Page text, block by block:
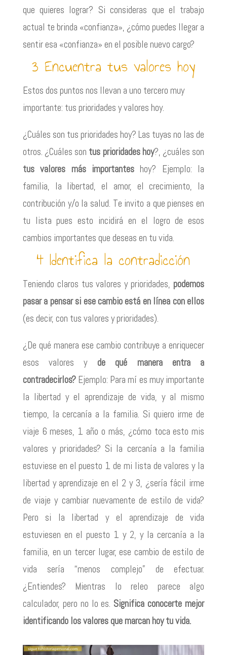
que quieres lograr? Si consideras que el trabajo
actual te brinda «confianza», ¿cómo puedes llegar a
sentir esa «confianza» en el posible nuevo cargo?
3 Encuentra tus valores hoy
Estos dos puntos nos llevan a uno tercero muy
importante: tus prioridades y valores hoy.
¿Cuáles son tus prioridades hoy? Las tuyas no las de
otros. ¿Cuáles son tus prioridadeshoy?, ¿cuáles son
tus valores más importantes hoy? Ejemplo: la
familia, la libertad, el amor, el crecimiento, la
contribución y/o la salud. Te invito a que pienses en
tu lista pues esto incidirá en el logro de esos
cambios importantes que deseas en tu vida.
4 Identifica la contradicción
Teniendo claros tus valores y prioridades,podemos
pasar a pensar si ese cambio está en línea con ellos
(es decir, con tus valores y prioridades).
¿De qué manera ese cambio contribuye a enriquecer
esos valores y de qué manera entra a
contradecirlos?Ejemplo: Para mí es muy importante
la libertad y el aprendizaje de vida, y al mismo
tiempo, la cercanía a la familia. Si quiero irme de
viaje 6 meses, 1 año o más, ¿cómo toca esto mis
valores y prioridades? Si la cercanía a la familia
estuviese en el puesto 1 de mi lista de valores y la
libertad y aprendizaje en el 2 y 3, ¿sería fácil irme
de viaje y cambiar nuevamente de estilo de vida?
Pero si la libertad y el aprendizaje de vida
estuviesen en el puesto 1 y 2, y la cercanía a la
familia, en un tercer lugar, ese cambio de estilo de
vida sería “menos complejo” de efectuar.
¿Entiendes? Mientras lo releo parece algo
calculador, pero no lo es. Significa conocerte mejor
identificando los valores que marcan hoy tu vida.